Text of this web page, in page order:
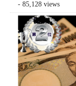
- 85,128 views